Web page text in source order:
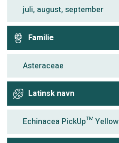
juli, august, september
Familie
Asteraceae
Latinsk navn
Echinacea PickUp™ Yellow